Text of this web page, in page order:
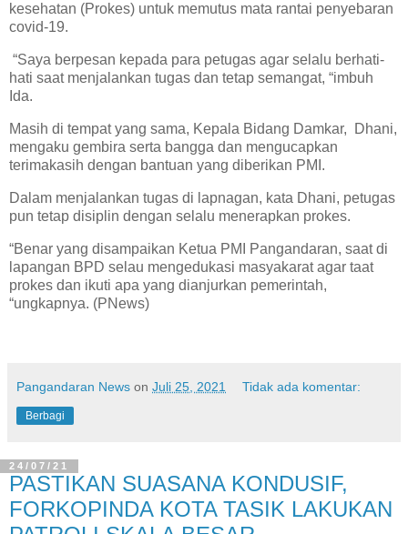
kesehatan (Prokes) untuk memutus mata rantai penyebaran
covid-19.
“Saya berpesan kepada para petugas agar selalu berhati-
hati saat menjalankan tugas dan tetap semangat, “imbuh
Ida.
Masih di tempat yang sama, Kepala Bidang Damkar, Dhani,
mengaku gembira serta bangga dan mengucapkan
terimakasih dengan bantuan yang diberikan PMI.
Dalam menjalankan tugas di lapnagan, kata Dhani, petugas
pun tetap disiplin dengan selalu menerapkan prokes.
“Benar yang disampaikan Ketua PMI Pangandaran, saat di
lapangan BPD selau mengedukasi masyakarat agar taat
prokes dan ikuti apa yang dianjurkan pemerintah,
“ungkapnya. (PNews)
Pangandaran News on Juli 25, 2021 Tidak ada komentar:
Berbagi
24/07/21
PASTIKAN SUASANA KONDUSIF,
FORKOPINDA KOTA TASIK LAKUKAN